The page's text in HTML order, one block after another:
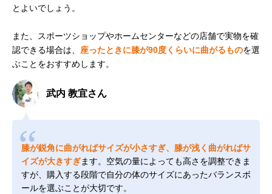
とよいでしょう。
また、スポーツショップやホームセンターなどの店舗で実物を確
認できる場合は、 座ったときに膝が90度くらいに曲がるものを選
ぶことをおすすめします。
武内 教宜さん
膝が鋭角に曲がればサイズが小さすぎ、膝が浅く曲がればサ
イズが大きすぎます。空気の量によっても高さを調整できま
すが、購入する段階で自分の体のサイズにあったバランスボ
ールを選ぶことが大切です。